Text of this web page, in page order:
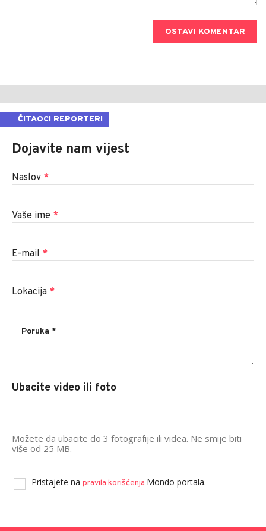
OSTAVI KOMENTAR
ČITAOCI REPORTERI
Dojavite nam vijest
Naslov *
Vaše ime *
E-mail *
Lokacija *
Ubacite video ili foto
Možete da ubacite do 3 fotografije ili videa. Ne smije biti
više od 25 MB.
Pristajete na pravila korišćenja Mondo portala.